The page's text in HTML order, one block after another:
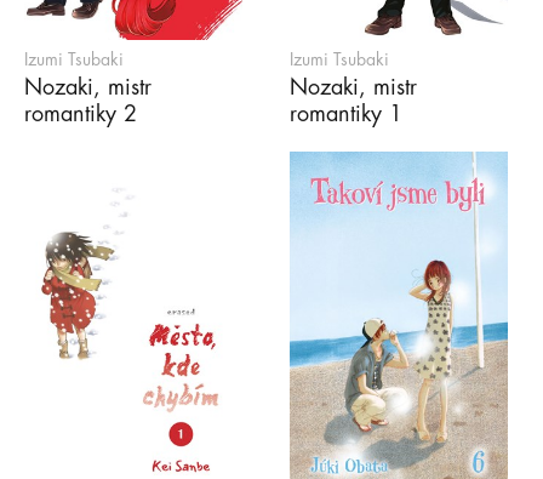
Izumi Tsubaki
Nozaki, mistr
romantiky 2
Izumi Tsubaki
Nozaki, mistr
romantiky 1